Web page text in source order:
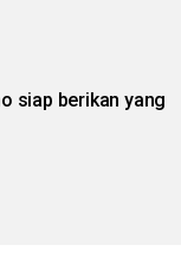
siap berikan yang